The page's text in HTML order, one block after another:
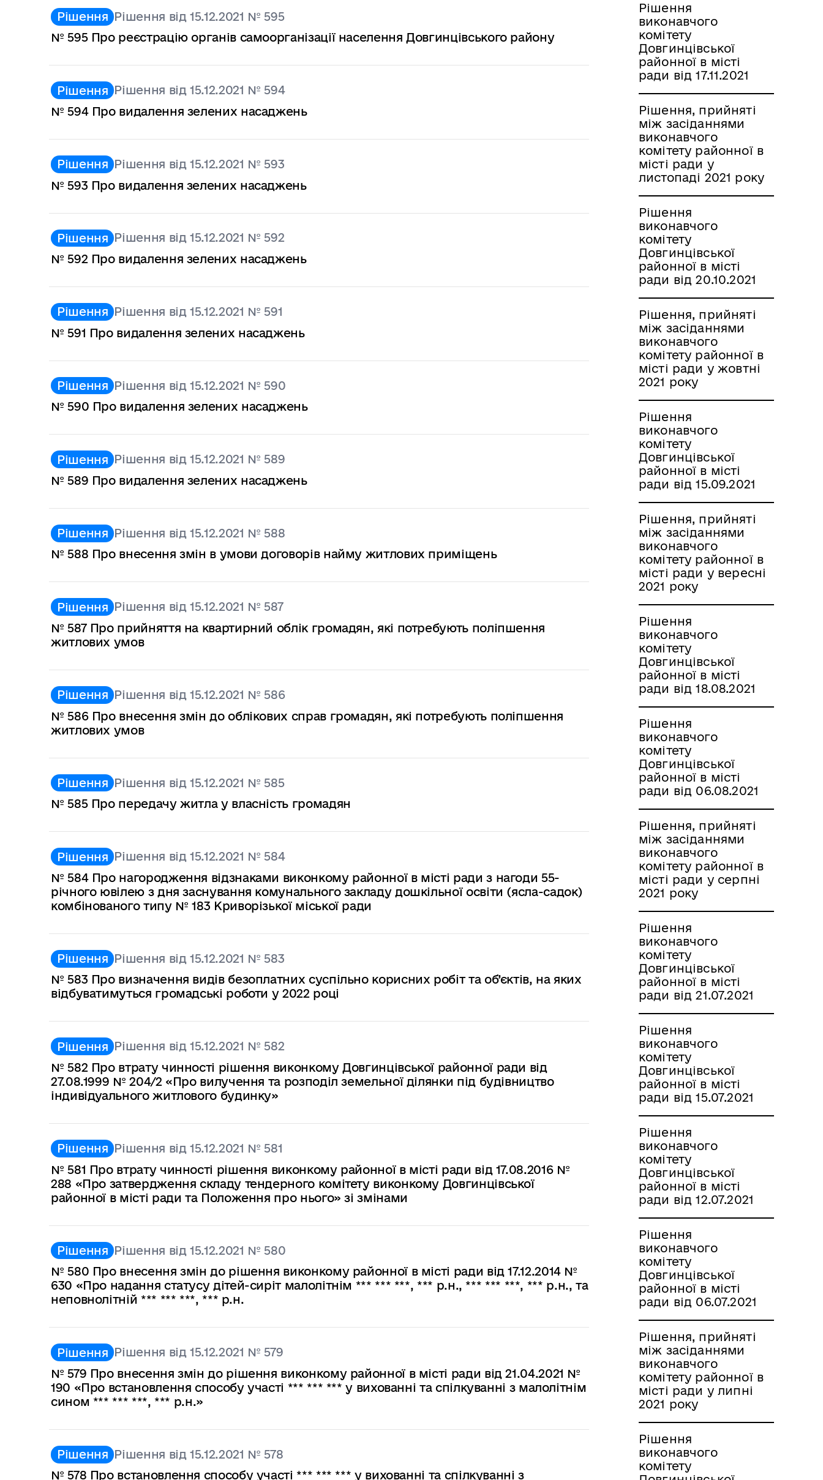
Рішення Рішення від 15.12.2021 № 595
№ 595 Про реєстрацію органів самоорганізації населення Довгинцівського району
Рішення Рішення від 15.12.2021 № 594
№ 594 Про видалення зелених насаджень
Рішення Рішення від 15.12.2021 № 593
№ 593 Про видалення зелених насаджень
Рішення Рішення від 15.12.2021 № 592
№ 592 Про видалення зелених насаджень
Рішення Рішення від 15.12.2021 № 591
№ 591 Про видалення зелених насаджень
Рішення Рішення від 15.12.2021 № 590
№ 590 Про видалення зелених насаджень
Рішення Рішення від 15.12.2021 № 589
№ 589 Про видалення зелених насаджень
Рішення Рішення від 15.12.2021 № 588
№ 588 Про внесення змін в умови договорів найму житлових приміщень
Рішення Рішення від 15.12.2021 № 587
№ 587 Про прийняття на квартирний облік громадян, які потребують поліпшення
житлових умов
Рішення Рішення від 15.12.2021 № 586
№ 586 Про внесення змін до облікових справ громадян, які потребують поліпшення
житлових умов
Рішення Рішення від 15.12.2021 № 585
№ 585 Про передачу житла у власність громадян
Рішення Рішення від 15.12.2021 № 584
№ 584 Про нагородження відзнаками виконкому районної в місті ради з нагоди 55-
річного ювілею з дня заснування комунального закладу дошкільної освіти (ясла-садок)
комбінованого типу № 183 Криворізької міської ради
Рішення Рішення від 15.12.2021 № 583
№ 583 Про визначення видів безоплатних суспільно корисних робіт та об’єктів, на яких
відбуватимуться громадські роботи у 2022 році
Рішення Рішення від 15.12.2021 № 582
№ 582 Про втрату чинності рішення виконкому Довгинцівської районної ради від
27.08.1999 № 204/2 «Про вилучення та розподіл земельної ділянки під будівництво
індивідуального житлового будинку»
Рішення Рішення від 15.12.2021 № 581
№ 581 Про втрату чинності рішення виконкому районної в місті ради від 17.08.2016 №
288 «Про затвердження складу тендерного комітету виконкому Довгинцівської
районної в місті ради та Положення про нього» зі змінами
Рішення Рішення від 15.12.2021 № 580
№ 580 Про внесення змін до рішення виконкому районної в місті ради від 17.12.2014 №
630 «Про надання статусу дітей-сиріт малолітнім *** *** ***, *** р.н., *** *** ***, *** р.н., та
неповнолітній *** *** ***, *** р.н.
Рішення Рішення від 15.12.2021 № 579
№ 579 Про внесення змін до рішення виконкому районної в місті ради від 21.04.2021 №
190 «Про встановлення способу участі *** *** *** у вихованні та спілкуванні з малолітнім
сином *** *** ***, *** р.н.»
Рішення Рішення від 15.12.2021 № 578
№ 578 Про встановлення способу участі *** *** *** у вихованні та спілкуванні з
Рішення
виконавчого
комітету
Довгинцівської
районної в місті
ради від 17.11.2021
Рішення, прийняті
між засіданнями
виконавчого
комітету районної в
місті ради у
листопаді 2021 року
Рішення
виконавчого
комітету
Довгинцівської
районної в місті
ради від 20.10.2021
Рішення, прийняті
між засіданнями
виконавчого
комітету районної в
місті ради у жовтні
2021 року
Рішення
виконавчого
комітету
Довгинцівської
районної в місті
ради від 15.09.2021
Рішення, прийняті
між засіданнями
виконавчого
комітету районної в
місті ради у вересні
2021 року
Рішення
виконавчого
комітету
Довгинцівської
районної в місті
ради від 18.08.2021
Рішення
виконавчого
комітету
Довгинцівської
районної в місті
ради від 06.08.2021
Рішення, прийняті
між засіданнями
виконавчого
комітету районної в
місті ради у серпні
2021 року
Рішення
виконавчого
комітету
Довгинцівської
районної в місті
ради від 21.07.2021
Рішення
виконавчого
комітету
Довгинцівської
районної в місті
ради від 15.07.2021
Рішення
виконавчого
комітету
Довгинцівської
районної в місті
ради від 12.07.2021
Рішення
виконавчого
комітету
Довгинцівської
районної в місті
ради від 06.07.2021
Рішення, прийняті
між засіданнями
виконавчого
комітету районної в
місті ради у липні
2021 року
Рішення
виконавчого
комітету